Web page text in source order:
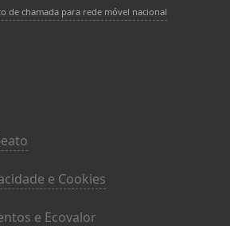
de chamada para rede móvel nacional
e Cookies
e Ecovalor